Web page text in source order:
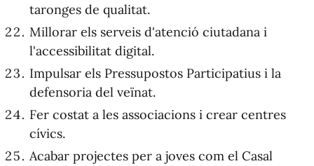
taronges de qualitat.
Millorar els serveis d'atenció ciutadana i
l'accessibilitat digital.
Impulsar els Pressupostos Participatius i la
defensoria del veïnat.
Fer costat a les associacions i crear centres
cívics.
Acabar projectes per a joves com el Casal